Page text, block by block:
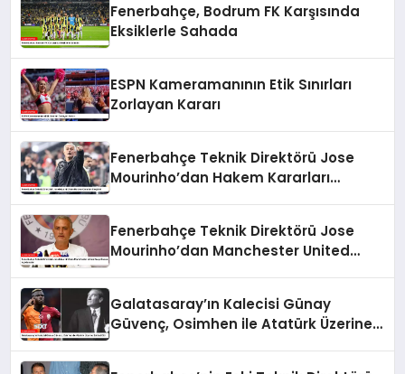
Fenerbahçe, Bodrum FK Karşısında
Eksiklerle Sahada
ESPN Kameramanının Etik Sınırları
Zorlayan Kararı
Fenerbahçe Teknik Direktörü Jose
Mourinho’dan Hakem Kararları
Fenerbahçe Teknik Direktörü Jose
Mourinho’dan Manchester United
Galatasaray’ın Kalecisi Günay
Güvenç, Osimhen ile Atatürk Üzerine